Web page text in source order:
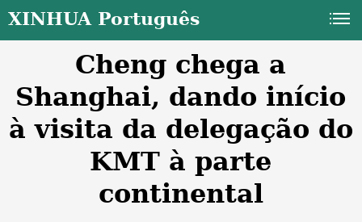
XINHUA Português
Cheng chega a
Shanghai, dando início
à visita da delegação do
KMT à parte
continental